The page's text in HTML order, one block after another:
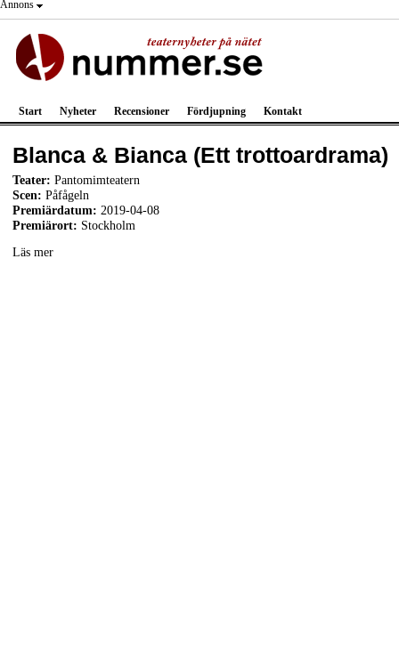
Annons
Start Nyheter Recensioner Fördjupning Kontakt
Blanca & Bianca (Ett trottoardrama)
Teater: Pantomimteatern
Scen: Påfågeln
Premiärdatum: 2019-04-08
Premiärort: Stockholm
Läs mer